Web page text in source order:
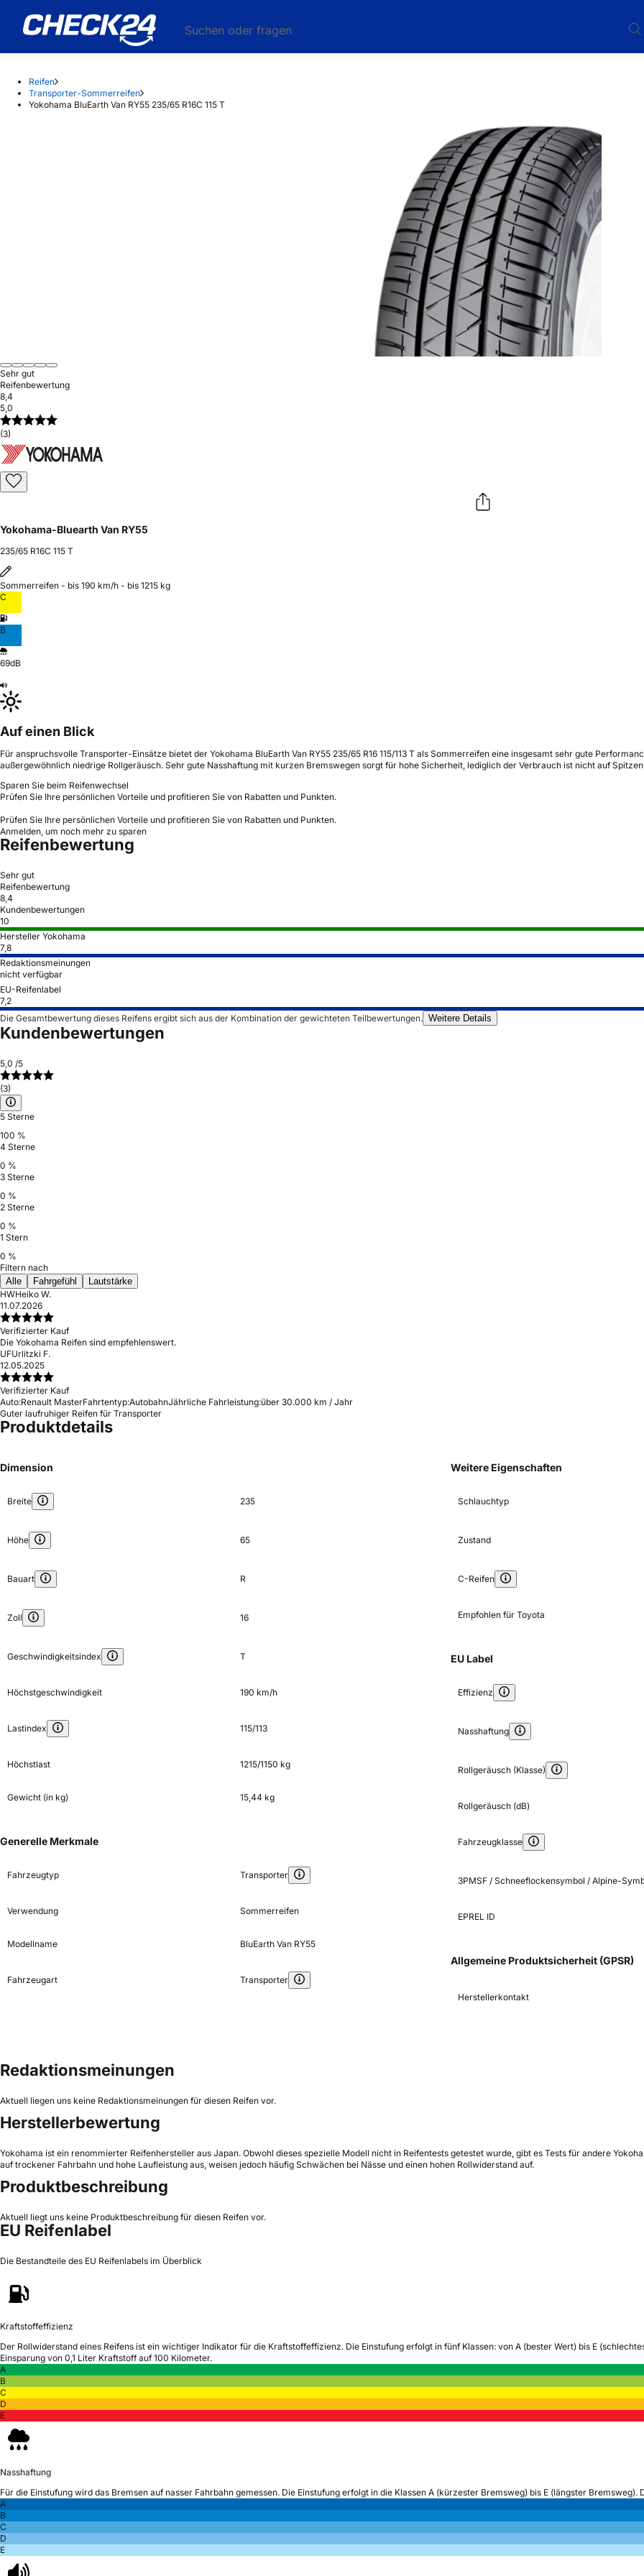
Suchen oder fragen
Reifen
Transporter-Sommerreifen
Yokohama BluEarth Van RY55 235/65 R16C 115 T
Sehr gut
Reifenbewertung
8,4
5,0
(3)
Yokohama-Bluearth Van RY55
235/65 R16C 115 T
Sommerreifen - bis 190 km/h - bis 1215 kg
C
B
69dB
Auf einen Blick
Für anspruchsvolle Transporter-Einsätze bietet der Yokohama BluEarth Van RY55 235/65 R16 115/113 T als Sommerreifen eine insgesamt sehr gute
außergewöhnlich niedrige Rollgeräusch. Sehr gute Nasshaftung mit kurzen Bremswegen sorgt für hohe Sicherheit, lediglich der Verbrauch ist nicht auf
Sparen Sie beim Reifenwechsel
Prüfen Sie Ihre persönlichen Vorteile und profitieren Sie von Rabatten und Punkten.
Prüfen Sie Ihre persönlichen Vorteile und profitieren Sie von Rabatten und Punkten.
Anmelden, um noch mehr zu sparen
Reifenbewertung
Sehr gut
Reifenbewertung
8,4
Kundenbewertungen
10
Hersteller Yokohama
7,8
Redaktionsmeinungen
nicht verfügbar
EU-Reifenlabel
7,2
Die Gesamtbewertung dieses Reifens ergibt sich aus der Kombination der gewichteten Teilbewertungen. Weitere Details
Kundenbewertungen
5,0 /5
(3)
5 Sterne
100 %
4 Sterne
0 %
3 Sterne
0 %
2 Sterne
0 %
1 Stern
0 %
Filtern nach
Alle
Fahrgefühl
Lautstärke
HWHeiko W.
11.07.2026
Verifizierter Kauf
Die Yokohama Reifen sind empfehlenswert.
UFUrlitzki F.
12.05.2025
Verifizierter Kauf
Auto:Renault MasterFahrtentyp:AutobahnJährliche Fahrleistung:über 30.000 km / Jahr
Guter laufruhiger Reifen für Transporter
Produktdetails
Dimension
Breite 235
Höhe 65
Bauart R
Zoll 16
Geschwindigkeitsindex T
Höchstgeschwindigkeit 190 km/h
Lastindex 115/113
Höchstlast 1215/1150 kg
Gewicht (in kg) 15,44 kg
Generelle Merkmale
Fahrzeugtyp Transporter
Verwendung Sommerreifen
Modellname BluEarth Van RY55
Fahrzeugart Transporter
Weitere Eigenschaften
Schlauchtyp
Zustand
C-Reifen
Empfohlen für Toyota
EU Label
Effizienz
Nasshaftung
Rollgeräusch (Klasse)
Rollgeräusch (dB)
Fahrzeugklasse
3PMSF / Schneeflockensymbol / Alpine-
EPREL ID
Allgemeine Produktsicherheit (GPSR)
Herstellerkontakt
Redaktionsmeinungen
Aktuell liegen uns keine Redaktionsmeinungen für diesen Reifen vor.
Herstellerbewertung
Yokohama ist ein renommierter Reifenhersteller aus Japan. Obwohl dieses spezielle Modell nicht in Reifentests getestet wurde, gibt es Tests für andere
auf trockener Fahrbahn und hohe Laufleistung aus, weisen jedoch häufig Schwächen bei Nässe und einen hohen Rollwiderstand auf.
Produktbeschreibung
Aktuell liegt uns keine Produktbeschreibung für diesen Reifen vor.
EU Reifenlabel
Die Bestandteile des EU Reifenlabels im Überblick
Kraftstoffeffizienz
Der Rollwiderstand eines Reifens ist ein wichtiger Indikator für die Kraftstoffeffizienz. Die Einstufung erfolgt in fünf Klassen: von A (bester Wert) bis E
Einsparung von 0,1 Liter Kraftstoff auf 100 Kilometer.
A
B
C
D
E
Nasshaftung
Für die Einstufung wird das Bremsen auf nasser Fahrbahn gemessen. Die Einstufung erfolgt in die Klassen A (kürzester Bremsweg) bis E (längster
A
B
C
D
E